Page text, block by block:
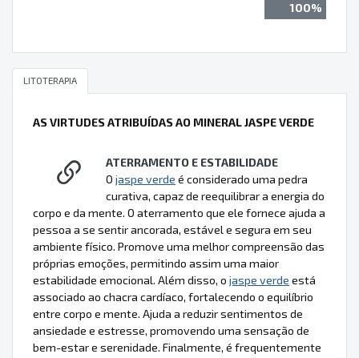
100%
LITOTERAPIA
AS VIRTUDES ATRIBUÍDAS AO MINERAL JASPE VERDE
ATERRAMENTO E ESTABILIDADE
O jaspe verde é considerado uma pedra
curativa, capaz de reequilibrar a energia do
corpo e da mente. O aterramento que ele fornece ajuda a
pessoa a se sentir ancorada, estável e segura em seu
ambiente físico. Promove uma melhor compreensão das
próprias emoções, permitindo assim uma maior
estabilidade emocional. Além disso, o jaspe verde está
associado ao chacra cardíaco, fortalecendo o equilíbrio
entre corpo e mente. Ajuda a reduzir sentimentos de
ansiedade e estresse, promovendo uma sensação de
bem-estar e serenidade. Finalmente, é frequentemente